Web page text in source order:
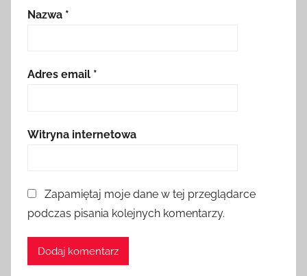
Nazwa *
Adres email *
Witryna internetowa
Zapamiętaj moje dane w tej przeglądarce
podczas pisania kolejnych komentarzy.